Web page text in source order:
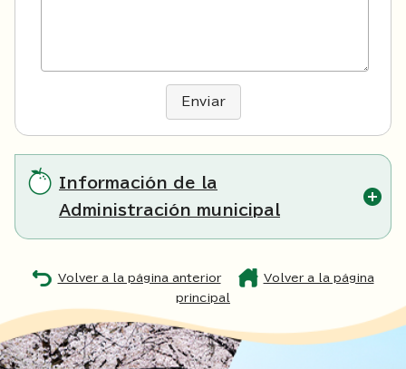
Enviar
Información de la
Administración municipal
Volver a la página anterior
Volver a la página
principal